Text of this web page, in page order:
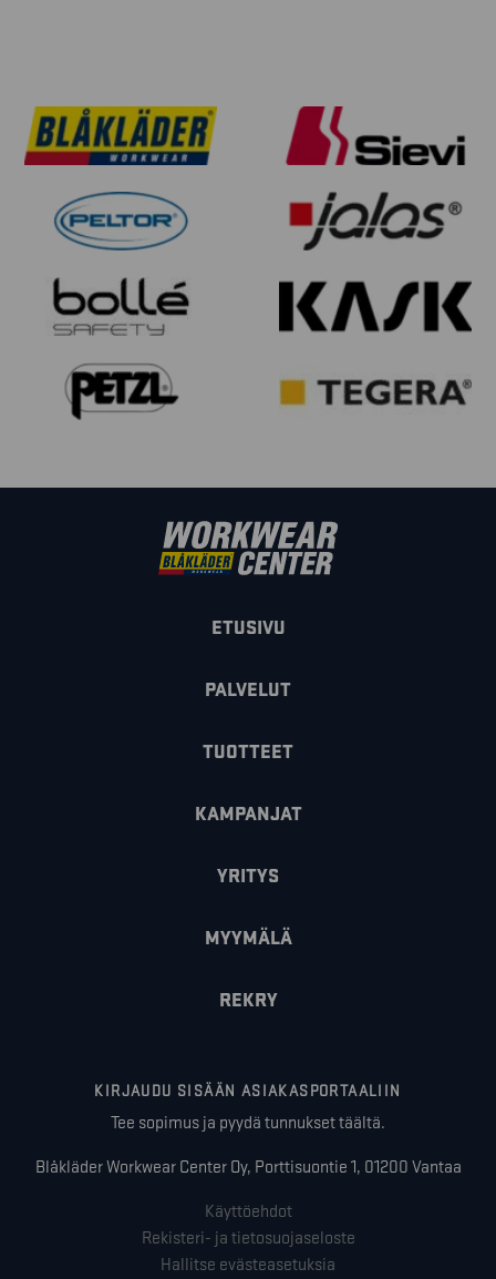
ETUSIVU
PALVELUT
TUOTTEET
KAMPANJAT
YRITYS
MYYMÄLÄ
REKRY
KIRJAUDU SISÄÄN ASIAKASPORTAALIIN
Tee sopimus ja pyydä tunnukset täältä.
Blåkläder Workwear Center Oy, Porttisuontie 1, 01200 Vantaa
Käyttöehdot
Rekisteri- ja tietosuojaseloste
Hallitse evästeasetuksia